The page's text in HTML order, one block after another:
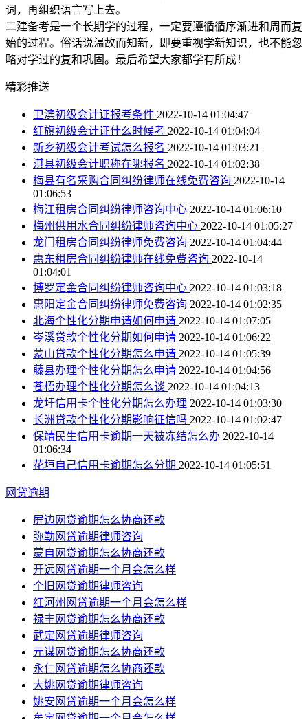
词，再组织语言写上去。
二建备考是一个长期学的过程，一定要遵循循序渐进和周而复
始的过程。俗话说温故而知新，即要重视学新知识，也不能忽
略对学过的复和巩固。最后希望大家都学有所成！
精彩推送
卫滨初级会计证报考条件 2022-10-14 01:04:47
红旗初级会计证什么时候考 2022-10-14 01:04:04
新乡初级会计考试怎么报名 2022-10-14 01:03:21
淇县初级会计职称在哪报名 2022-10-14 01:02:38
梅县有名采购合同纠纷律师在线免费咨询 2022-10-14
01:06:53
梅江租房合同纠纷律师咨询中心 2022-10-14 01:06:10
梅州供用水合同纠纷律师咨询中心 2022-10-14 01:05:27
龙门租房合同纠纷律师免费咨询 2022-10-14 01:04:44
惠东租房合同纠纷律师在线免费咨询 2022-10-14
01:04:01
博罗定金合同纠纷律师咨询中心 2022-10-14 01:03:18
惠阳定金合同纠纷律师免费咨询 2022-10-14 01:02:35
北海个性化分期申请如何申请 2022-10-14 01:07:05
岑溪贷款个性化分期如何申请 2022-10-14 01:06:22
蒙山贷款个性化分期怎么申请 2022-10-14 01:05:39
藤县办理个性化分期怎么申请 2022-10-14 01:04:56
苍梧办理个性化分期怎么谈 2022-10-14 01:04:13
龙圩信用卡个性化分期怎么办理 2022-10-14 01:03:30
长洲贷款个性化分期影响征信吗 2022-10-14 01:02:47
保靖民生信用卡逾期一天被冻结怎么办 2022-10-14
01:06:34
花垣自己信用卡逾期怎么分期 2022-10-14 01:05:51
网贷逾期
屏边网贷逾期怎么协商还款
弥勒网贷逾期律师咨询
蒙自网贷逾期怎么协商还款
开远网贷逾期一个月会怎么样
个旧网贷逾期律师咨询
红河州网贷逾期一个月会怎么样
禄丰网贷逾期怎么协商还款
武定网贷逾期律师咨询
元谋网贷逾期怎么协商还款
永仁网贷逾期怎么协商还款
大姚网贷逾期律师咨询
姚安网贷逾期一个月会怎么样